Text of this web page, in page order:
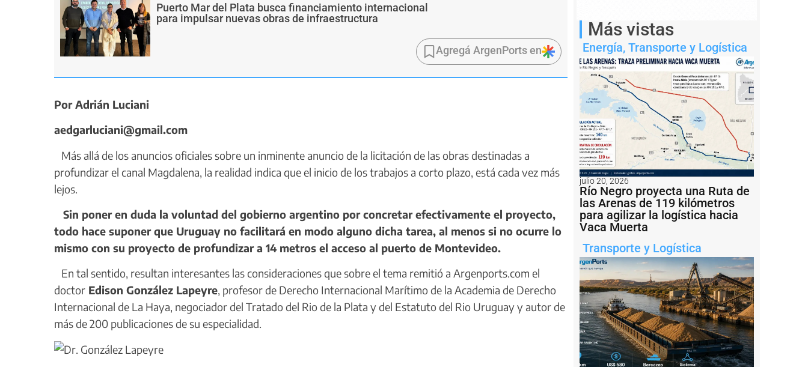
Puerto Mar del Plata busca financiamiento internacional
para impulsar nuevas obras de infraestructura
Agregá ArgenPorts en
Por Adrián Luciani
aedgarluciani@gmail.com
Más allá de los anuncios oficiales sobre un inminente anuncio de la licitación de las obras destinadas a
profundizar el canal Magdalena, la realidad indica que el inicio de los trabajos a corto plazo, está cada vez más
lejos.
Sin poner en duda la voluntad del gobierno argentino por concretar efectivamente el proyecto,
todo hace suponer que Uruguay no facilitará en modo alguno dicha tarea, al menos si no ocurre lo
mismo con su proyecto de profundizar a 14 metros el acceso al puerto de Montevideo.
En tal sentido, resultan interesantes las consideraciones que sobre el tema remitió a Argenports.com el
doctor Edison González Lapeyre, profesor de Derecho Internacional Marítimo de la Academia de Derecho
Internacional de La Haya, negociador del Tratado del Rio de la Plata y del Estatuto del Rio Uruguay y autor de
más de 200 publicaciones de su especialidad.
Más vistas
Energía, Transporte y Logística
julio 20, 2026
Río Negro proyecta una Ruta de
las Arenas de 119 kilómetros
para agilizar la logística hacia
Vaca Muerta
Transporte y Logística